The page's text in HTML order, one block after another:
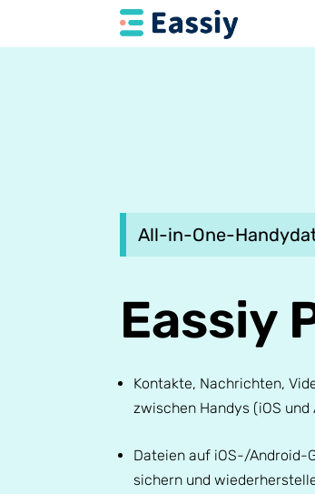
All-in-One-
Eassiy
Kontakte, Nachrichten,
zwischen Handys (iOS
Dateien auf iOS-/Android-
sichern und